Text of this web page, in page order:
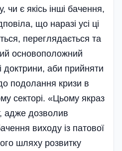
чи є якісь інші бачення,
що наразі усі ці
переглядається та
основоположний
доктрини, аби прийняти
подолання кризи в
секторі. «Цьому якраз
адже дозволив
виходу із патової
шляху розвитку